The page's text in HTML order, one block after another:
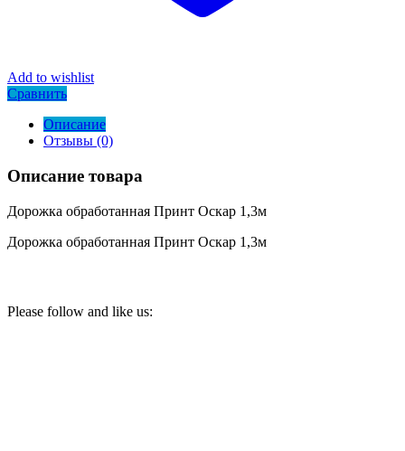
Add to wishlist
Сравнить
Описание
Отзывы (0)
Описание товара
Дорожка обработанная Принт Оскар 1,3м
Дорожка обработанная Принт Оскар 1,3м
Please follow and like us: